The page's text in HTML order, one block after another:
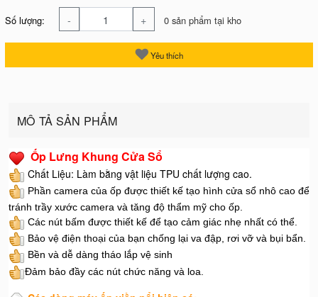
Số lượng: - + 0 sản phẩm tại kho
Yêu thích
MÔ TẢ SẢN PHẨM
Ốp Lưng Khung Cửa Sổ
Chất Liệu: Làm bằng vật liệu TPU chất lượng cao.
Phần camera của ốp được thiết kế tạo hình cửa sổ nhô cao để
tránh trầy xước camera và tăng độ thẩm mỹ cho ốp.
Các nút bấm được thiết kế để tạo cảm giác nhẹ nhất có thể.
Bảo vệ điện thoại của bạn chống lại va đập, rơi vỡ và bụi bẩn.
Bền và dễ dàng tháo lắp vệ sinh
Đảm bảo đầy các nút chức năng và loa.